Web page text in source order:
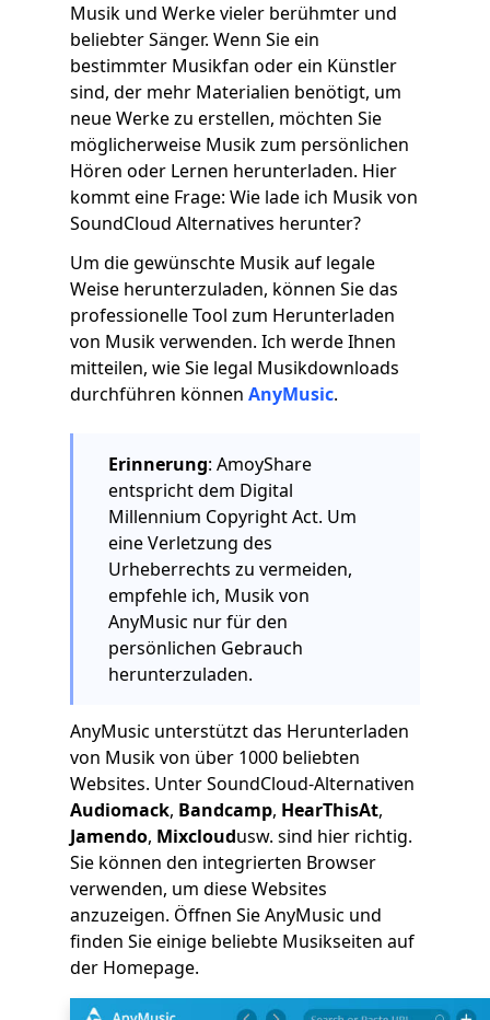
Musik und Werke vieler berühmter und
beliebter Sänger. Wenn Sie ein
bestimmter Musikfan oder ein Künstler
sind, der mehr Materialien benötigt, um
neue Werke zu erstellen, möchten Sie
möglicherweise Musik zum persönlichen
Hören oder Lernen herunterladen. Hier
kommt eine Frage: Wie lade ich Musik von
SoundCloud Alternatives herunter?
Um die gewünschte Musik auf legale
Weise herunterzuladen, können Sie das
professionelle Tool zum Herunterladen
von Musik verwenden. Ich werde Ihnen
mitteilen, wie Sie legal Musikdownloads
durchführen können AnyMusic.
Erinnerung: AmoyShare
entspricht dem Digital
Millennium Copyright Act. Um
eine Verletzung des
Urheberrechts zu vermeiden,
empfehle ich, Musik von
AnyMusic nur für den
persönlichen Gebrauch
herunterzuladen.
AnyMusic unterstützt das Herunterladen
von Musik von über 1000 beliebten
Websites. Unter SoundCloud-Alternativen
Audiomack, Bandcamp, HearThisAt,
Jamendo, Mixcloudusw. sind hier richtig.
Sie können den integrierten Browser
verwenden, um diese Websites
anzuzeigen. Öffnen Sie AnyMusic und
finden Sie einige beliebte Musikseiten auf
der Homepage.